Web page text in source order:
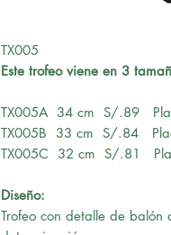
TX005
Este trofeo viene en 3
TX005A 34 cm S/.89
TX005B 33 cm S/.84
TX005C 32 cm S/.81
Diseño:
Trofeo con detalle de